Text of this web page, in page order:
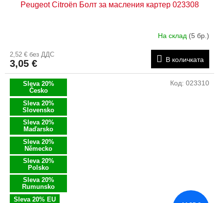
Peugeot Citroën Болт за масления картер 023308
На склад (5 бр.)
2,52 € без ДДС
3,05 € В количката
Sleva 20%
Česko
Sleva 20%
Slovensko
Sleva 20%
Maďarsko
Sleva 20%
Německo
Sleva 20%
Polsko
Sleva 20%
Rumunsko
Sleva 20% EU
Код: 023310